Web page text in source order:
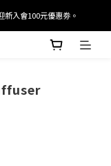
元購物金2張。
新入會100元優惠劵。
元購物金2張。